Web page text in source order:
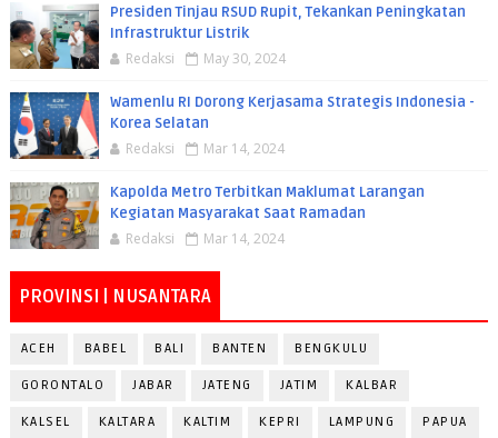
Presiden Tinjau RSUD Rupit, Tekankan Peningkatan
Infrastruktur Listrik
Redaksi May 30, 2024
Wamenlu RI Dorong Kerjasama Strategis Indonesia -
Korea Selatan
Redaksi Mar 14, 2024
Kapolda Metro Terbitkan Maklumat Larangan
Kegiatan Masyarakat Saat Ramadan
Redaksi Mar 14, 2024
PROVINSI | NUSANTARA
ACEH BABEL BALI BANTEN BENGKULU
GORONTALO JABAR JATENG JATIM KALBAR
KALSEL KALTARA KALTIM KEPRI LAMPUNG PAPUA